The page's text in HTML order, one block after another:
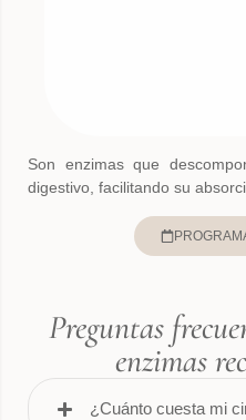
Son enzimas que
digestivo, facilitando su
Preguntas
enzimas
¿Cuánto cuesta mi